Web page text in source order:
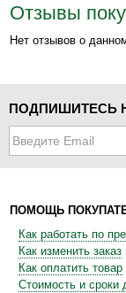
Отзывы
Нет отзывов о
ПОДПИШИТЕСЬ
ПОМОЩЬ
Как работать по
Как изменить заказ
Как оплатить товар
Стоимость и сроки